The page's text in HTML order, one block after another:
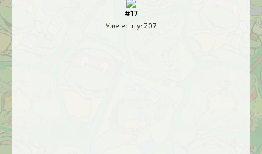
#17
Уже есть у: 207